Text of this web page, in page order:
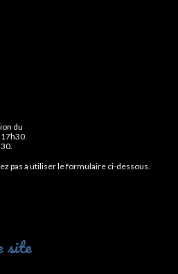
du
pas à utiliser le formulaire ci-dessous.
site